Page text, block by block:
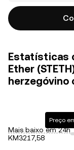
Estatísticas
Ether
herzegóvino
Mais baixo em 24h
KM3217,58
Preço